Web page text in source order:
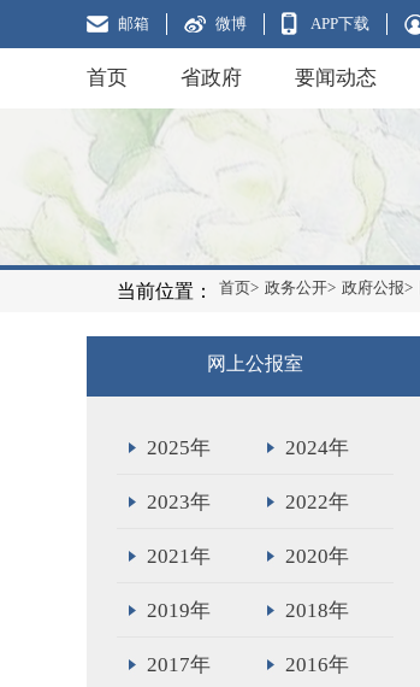
邮箱 微博 APP下载
首页 省政府 要闻动态
当前位置： 首页> 政务公开> 政府公报>
网上公报室
2025年 2024年
2023年 2022年
2021年 2020年
2019年 2018年
2017年 2016年